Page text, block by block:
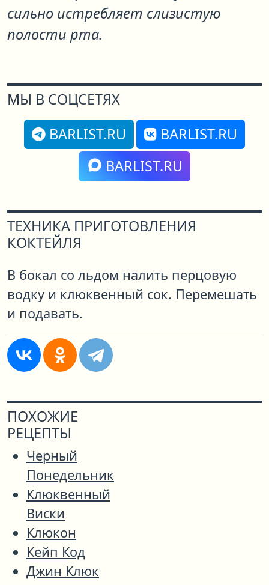
сильно истребляет слизистую
полости рта.
МЫ В СОЦСЕТЯХ
BARLIST.RU
BARLIST.RU
BARLIST.RU
ТЕХНИКА ПРИГОТОВЛЕНИЯ
КОКТЕЙЛЯ
В бокал со льдом налить перцовую
водку и клюквенный сок. Перемешать
и подавать.
ПОХОЖИЕ
РЕЦЕПТЫ
Черный
Понедельник
Клюквенный
Виски
Клюкон
Кейп Код
Джин Клюк